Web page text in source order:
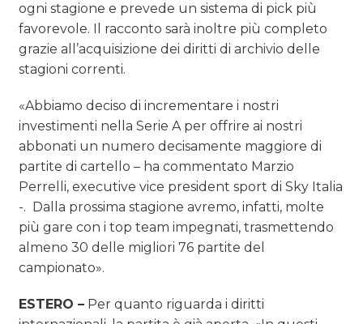
ogni stagione e prevede un sistema di pick più
favorevole. Il racconto sarà inoltre più completo
grazie all’acquisizione dei diritti di archivio delle
stagioni correnti.
«Abbiamo deciso di incrementare i nostri
investimenti nella Serie A per offrire ai nostri
abbonati un numero decisamente maggiore di
partite di cartello – ha commentato Marzio
Perrelli, executive vice president sport di Sky Italia
-. Dalla prossima stagione avremo, infatti, molte
più gare con i top team impegnati, trasmettendo
almeno 30 delle migliori 76 partite del
campionato».
ESTERO – Per quanto riguarda i diritti